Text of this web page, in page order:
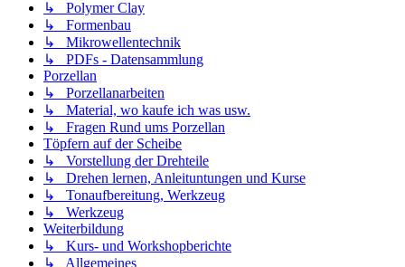
↳ Polymer Clay
↳ Formenbau
↳ Mikrowellentechnik
↳ PDFs - Datensammlung
Porzellan
↳ Porzellanarbeiten
↳ Material, wo kaufe ich was usw.
↳ Fragen Rund ums Porzellan
Töpfern auf der Scheibe
↳ Vorstellung der Drehteile
↳ Drehen lernen, Anleituntungen und Kurse
↳ Tonaufbereitung, Werkzeug
↳ Werkzeug
Weiterbildung
↳ Kurs- und Workshopberichte
↳ Allgemeines